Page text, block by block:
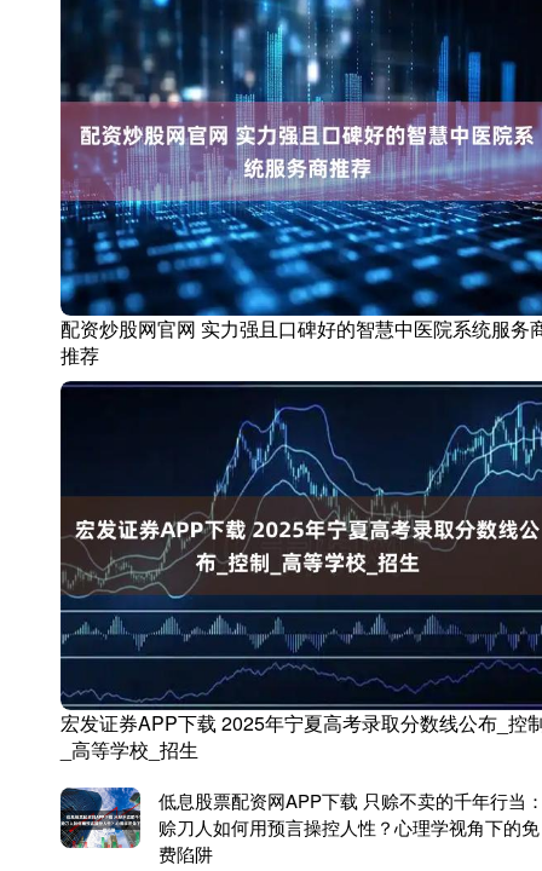
配资炒股网官网 实力强且口碑好的智慧中医院系统服务
推荐
宏发证券APP下载 2025年宁夏高考录取分数线公布_控
_高等学校_招生
低息股票配资网APP下载 只赊不卖的千年行当
赊刀人如何用预言操控人性？心理学视角下的免
费陷阱